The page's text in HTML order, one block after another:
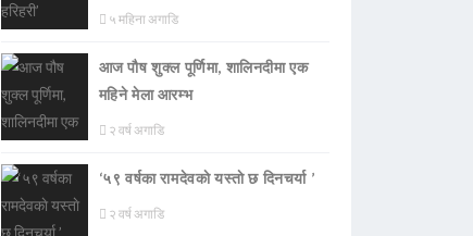
५ महिना अगाडि
आज पौष शुक्ल पूर्णिमा, शालिनदीमा एक
महिने मेला आरम्भ
२ वर्ष अगाडि
‘५९ वर्षका रामदेवकाे यस्ताे छ दिनचर्या ’
२ वर्ष अगाडि